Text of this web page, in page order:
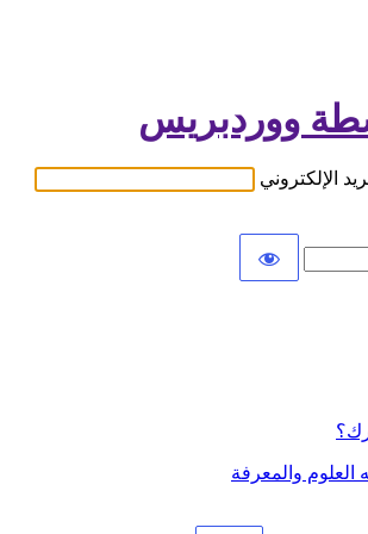
ووردبريس
الإلكتروني
العلوم والمعرفة